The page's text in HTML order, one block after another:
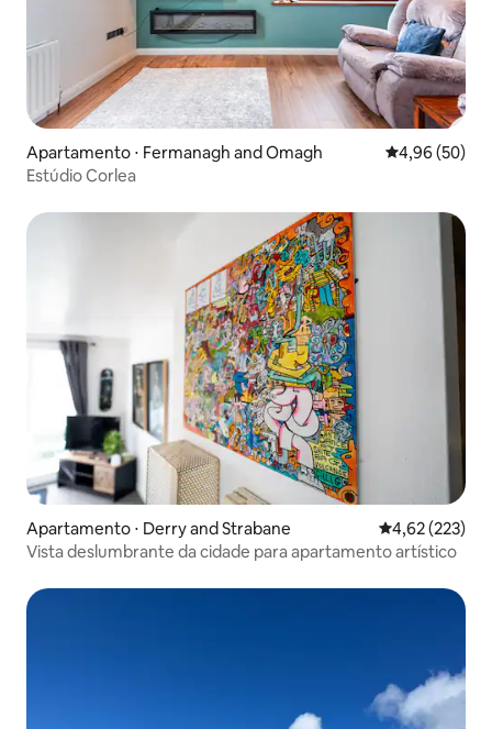
Apartamento ⋅ Fermanagh and Omagh 4,96 de uma
4,96 (50)
Estúdio Corlea
Apartamento ⋅ Derry and Strabane 4,62 de uma
4,62 (223)
Vista deslumbrante da cidade para apartamento artístico